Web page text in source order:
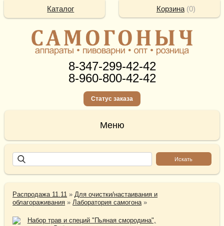
8-347-299-42-42
8-960-800-42-42
Статус заказа
Распродажа 11.11 »Для очистки/настаивания и
облагораживания »Лаборатория самогона»
Корзина(0)
Каталог